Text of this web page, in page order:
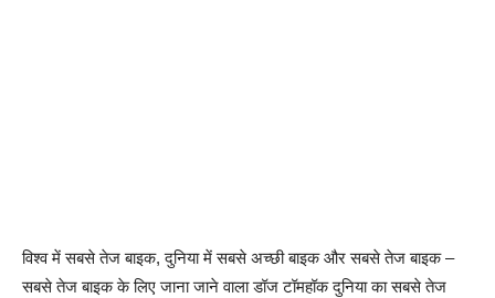
विश्व में सबसे तेज बाइक, दुनिया में सबसे अच्छी बाइक और सबसे तेज बाइक –
सबसे तेज बाइक के लिए जाना जाने वाला डॉज टॉमहॉक दुनिया का सबसे तेज